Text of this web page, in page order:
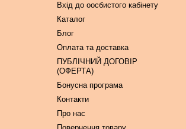
Вхід до оосбистого кабінету
Каталог
Блог
Оплата та доставка
ПУБЛІЧНИЙ ДОГОВІР
(ОФЕРТА)
Бонусна програма
Контакти
Про нас